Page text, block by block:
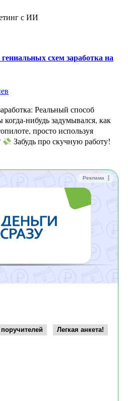
с ИИ
схем заработка на
нибудь задумывался, как
просто используя
Забудь про скучную работу!
Реклама
Легкая анкета!